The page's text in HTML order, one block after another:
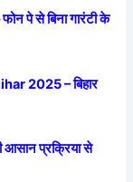
पे से बिना गारंटी के
2025 – बिहार
प्रक्रिया से